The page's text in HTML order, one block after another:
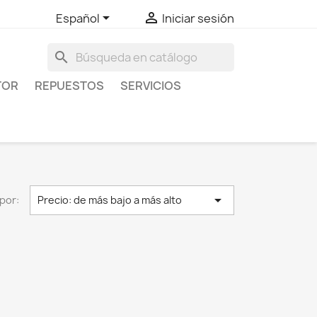
Español  Iniciar sesión
search
REPUESTOS
SERVICIOS
Precio: de más bajo a más alto 